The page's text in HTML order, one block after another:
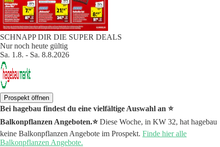
SCHNAPP DIR DIE SUPER DEALS
Nur noch heute gültig
Sa. 1.8. - Sa. 8.8.2026
Prospekt öffnen
Bei hagebau findest du eine vielfältige Auswahl an ⭐️
Balkonpflanzen Angeboten.⭐️Diese Woche, in KW 32, hat hagebau
keine Balkonpflanzen Angebote im Prospekt. Finde hier alle
Balkonpflanzen Angebote.